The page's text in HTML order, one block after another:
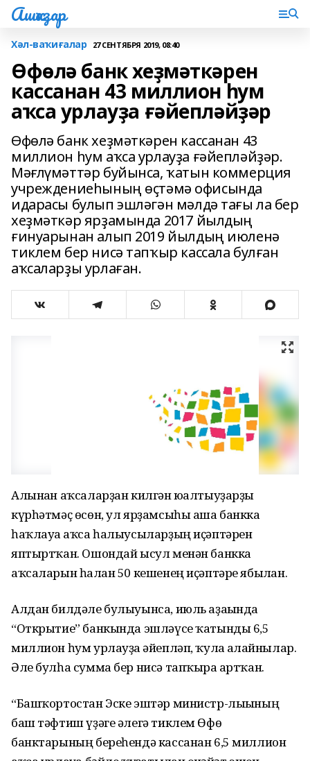
Ашҡаҙар
Хәл-ваҡиғалар 27 СЕНТЯБРЯ 2019, 08:40
Өфөлә банк хеҙмәткәрен
кассанан 43 миллион һум
аҡса урлауҙа ғәйепләйҙәр
Өфөлә банк хеҙмәткәрен кассанан 43
миллион һум аҡса урлауҙа ғәйепләйҙәр.
Мәғлүмәттәр буйынса, ҡатын коммерция
учреждениеһының өҫтәмә офисында
идарасы булып эшләгән мәлдә тағы ла бер
хеҙмәткәр ярҙамында 2017 йылдың
ғинуарынан алып 2019 йылдың июленә
тиклем бер нисә тапҡыр кассала булған
аҡсаларҙы урлаған.
Алынған аҡсаларҙан килгән юғалтыуҙарҙы
күрһәтмәҫ өсөн, ул ярҙамсыһы аша банкка
һаҡлауға аҡса һалыусыларҙың иҫәптәрен
яптыртҡан. Ошондай ысул менән банкка
аҡсаларын һалған 50 кешенең иҫәптәре ябылған.
Алдан билдәле булыуынса, июль аҙағында
“Открытие” банкында эшләүсе ҡатынды 6,5
миллион һум урлауҙа ғәйепләп, ҡулға алғайнылар.
Әле булһа сумма бер нисә тапҡырға артҡан.
“Башҡортостан Эске эштәр министр-лығының
баш тәфтиш үҙәге әлегә тиклем Өфө
банктарының береһендә кассанан 6,5 миллион